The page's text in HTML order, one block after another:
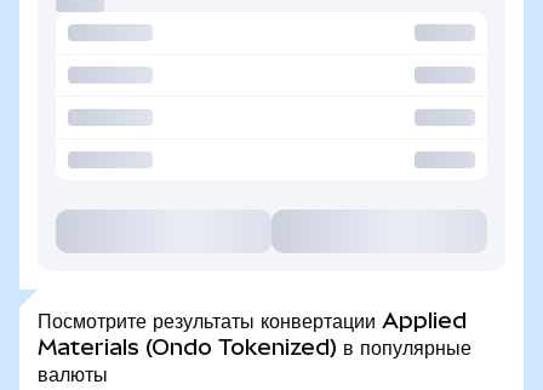
Посмотрите результаты конвертации Applied
Materials (Ondo Tokenized) в популярные
валюты